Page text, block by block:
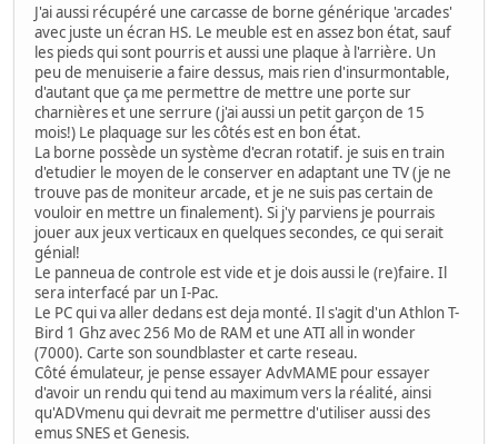
J'ai aussi récupéré une carcasse de borne générique 'arcades'
avec juste un écran HS. Le meuble est en assez bon état, sauf
les pieds qui sont pourris et aussi une plaque à l'arrière. Un
peu de menuiserie a faire dessus, mais rien d'insurmontable,
d'autant que ça me permettre de mettre une porte sur
charnières et une serrure (j'ai aussi un petit garçon de 15
mois!) Le plaquage sur les côtés est en bon état.
La borne possède un système d'ecran rotatif. je suis en train
d'etudier le moyen de le conserver en adaptant une TV (je ne
trouve pas de moniteur arcade, et je ne suis pas certain de
vouloir en mettre un finalement). Si j'y parviens je pourrais
jouer aux jeux verticaux en quelques secondes, ce qui serait
génial!
Le panneua de controle est vide et je dois aussi le (re)faire. Il
sera interfacé par un I-Pac.
Le PC qui va aller dedans est deja monté. Il s'agit d'un Athlon T-
Bird 1 Ghz avec 256 Mo de RAM et une ATI all in wonder
(7000). Carte son soundblaster et carte reseau.
Côté émulateur, je pense essayer AdvMAME pour essayer
d'avoir un rendu qui tend au maximum vers la réalité, ainsi
qu'ADVmenu qui devrait me permettre d'utiliser aussi des
emus SNES et Genesis.